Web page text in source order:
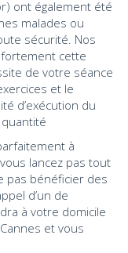
ont également été
malades ou
sécurité. Nos
cette
de votre séance
et le
d’exécution du
à
lancez pas tout
pas bénéficier des
d’un de
à votre domicile
et vous